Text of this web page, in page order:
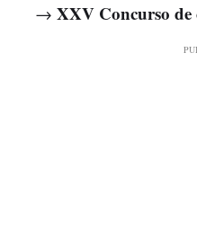
→ XXV Concurso de